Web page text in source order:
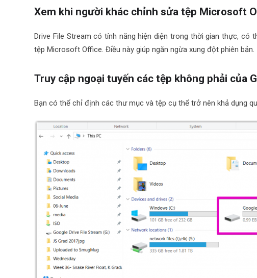
Xem khi người khác chỉnh sửa tệp Microsoft
Drive File Stream có tính năng hiện diện trong thời gian thực,
tệp Microsoft Office. Điều này giúp ngăn ngừa xung đột phiên bản.
Truy cập ngoại tuyến các tệp không phải của
Bạn có thể chỉ định các thư mục và tệp cụ thể trở nên khả dụng